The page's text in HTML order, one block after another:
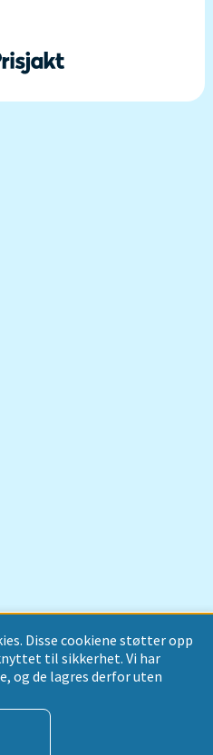
Disse cookiene støtter opp
til sikkerhet. Vi har
og de lagres derfor uten